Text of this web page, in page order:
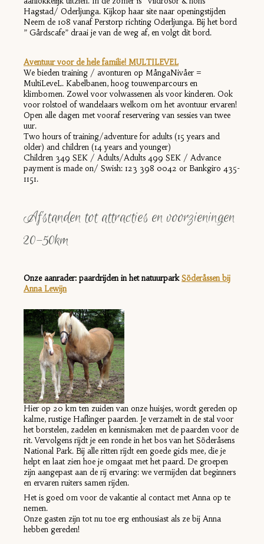
Hagstad/ Oderljunga. Kijkop haar site naar openingstijden
Neem de 108 vanaf Perstorp richting Oderljunga. Bij het bord
” Gårdscafe” draai je van de weg af, en volgt dit bord.
Aventuur voor de hele familie! MULTILEVEL
We bieden training / avonturen op MångaNivåer =
MultiLeveL. Kabelbanen, hoog touwenparcours en
klimbomen. Zowel voor volwassenen als voor kinderen. Ook
voor rolstoel of wandelaars welkom om het avontuur ervaren!
Open alle dagen met vooraf reservering van sessies van twee
uur.
Two hours of training/adventure for adults (15 years and
older) and children (14 years and younger)
Children 349 SEK / Adults/Adults 499 SEK / Advance
payment is made on/ Swish: 123 398 0042 or Bankgiro 435-
1151.
Afstanden tot attracties en voorzieningen
20-50km
Onze aanrader: paardrijden in het natuurparkSöderåssen bij
Anna Lewijn
Hier op 20 km ten zuiden van onze huisjes, wordt gereden op
kalme, rustige Haflinger paarden. Je verzamelt in de stal voor
het borstelen, zadelen en kennismaken met de paarden voor de
rit. Vervolgens rijdt je een ronde in het bos van het Söderåsens
National Park. Bij alle ritten rijdt een goede gids mee, die je
helpt en laat zien hoe je omgaat met het paard. De groepen
zijn aangepast aan de rij ervaring: we vermijden dat beginners
en ervaren ruiters samen rijden.
Het is goed om voor de vakantie al contact met Anna op te
nemen.
Onze gasten zijn tot nu toe erg enthousiast als ze bij Anna
hebben gereden!